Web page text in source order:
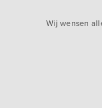
Wij wensen